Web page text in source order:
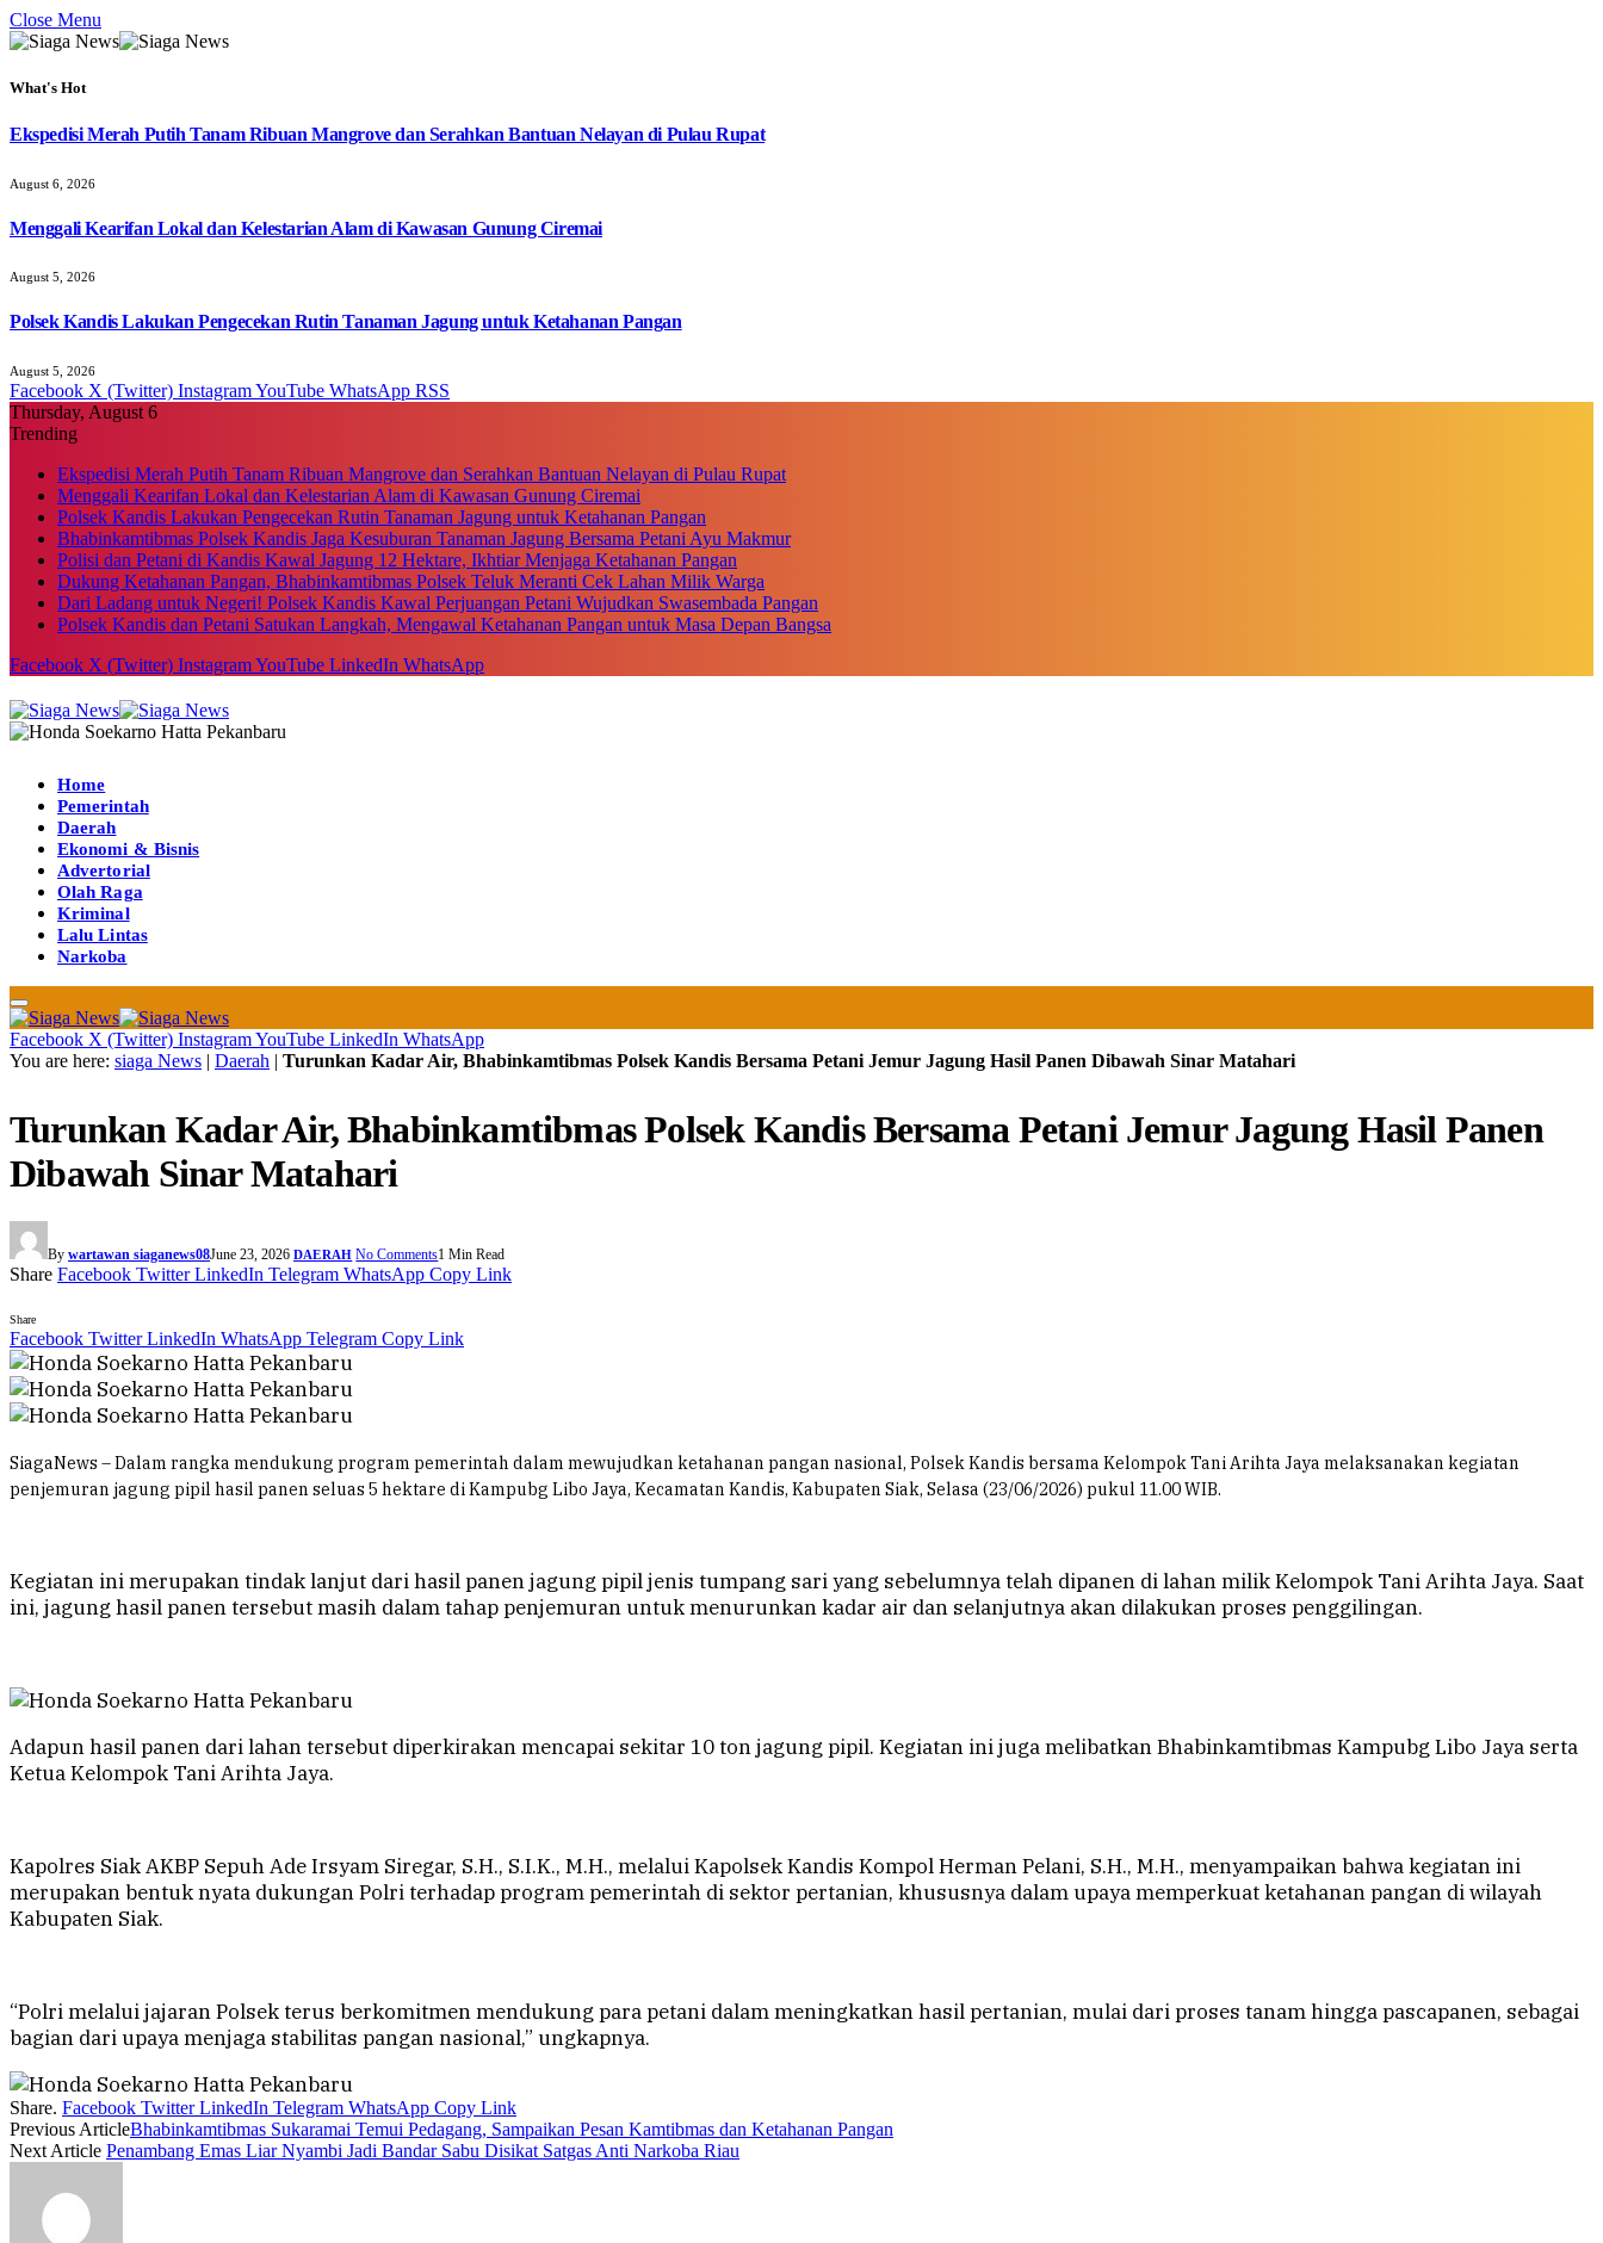
Close Menu
What's Hot
Ekspedisi Merah Putih Tanam Ribuan Mangrove dan Serahkan Bantuan Nelayan di Pulau Rupat
August 6, 2026
Menggali Kearifan Lokal dan Kelestarian Alam di Kawasan Gunung Ciremai
August 5, 2026
Polsek Kandis Lakukan Pengecekan Rutin Tanaman Jagung untuk Ketahanan Pangan
August 5, 2026
Facebook X (Twitter) InstagramYouTube WhatsApp RSS
Thursday, August 6
Trending
Ekspedisi Merah Putih Tanam Ribuan Mangrove dan Serahkan Bantuan Nelayan di Pulau Rupat
Menggali Kearifan Lokal dan Kelestarian Alam di Kawasan Gunung Ciremai
Polsek Kandis Lakukan Pengecekan Rutin Tanaman Jagung untuk Ketahanan Pangan
Bhabinkamtibmas Polsek Kandis Jaga Kesuburan Tanaman Jagung Bersama Petani Ayu Makmur
Polisi dan Petani di Kandis Kawal Jagung 12 Hektare, Ikhtiar Menjaga Ketahanan Pangan
Dukung Ketahanan Pangan, Bhabinkamtibmas Polsek Teluk Meranti Cek Lahan Milik Warga
Dari Ladang untuk Negeri! Polsek Kandis Kawal Perjuangan Petani Wujudkan Swasembada Pangan
Polsek Kandis dan Petani Satukan Langkah, Mengawal Ketahanan Pangan untuk Masa Depan Bangsa
Facebook X (Twitter) InstagramYouTube LinkedIn WhatsApp
Home
Pemerintah
Daerah
Ekonomi & Bisnis
Advertorial
Olah Raga
Kriminal
Lalu Lintas
Narkoba
Facebook X (Twitter) InstagramYouTube LinkedIn WhatsApp
You are here: siaga News | Daerah | Turunkan Kadar Air, Bhabinkamtibmas Polsek Kandis Bersama Petani Jemur Jagung Hasil Panen Dibawah Sinar Matahari
Turunkan Kadar Air, Bhabinkamtibmas Polsek Kandis Bersama Petani Jemur Jagung Hasil Panen
Dibawah Sinar Matahari
By wartawan siaganews08June 23, 2026 DAERAH No Comments1 Min Read
Share Facebook Twitter LinkedIn Telegram WhatsApp Copy Link
Share
Facebook Twitter LinkedIn WhatsApp Telegram Copy Link
SiagaNews – Dalam rangka mendukung program pemerintah dalam mewujudkan ketahanan pangan nasional, Polsek Kandis bersama Kelompok Tani Arihta Jaya melaksanakan kegiatan
penjemuran jagung pipil hasil panen seluas 5 hektare di Kampubg Libo Jaya, Kecamatan Kandis, Kabupaten Siak, Selasa (23/06/2026) pukul 11.00 WIB.
Kegiatan ini merupakan tindak lanjut dari hasil panen jagung pipil jenis tumpang sari yang sebelumnya telah dipanen di lahan milik Kelompok Tani Arihta Jaya. Saat
ini, jagung hasil panen tersebut masih dalam tahap penjemuran untuk menurunkan kadar air dan selanjutnya akan dilakukan proses penggilingan.
Adapun hasil panen dari lahan tersebut diperkirakan mencapai sekitar 10 ton jagung pipil. Kegiatan ini juga melibatkan Bhabinkamtibmas Kampubg Libo Jaya serta
Ketua Kelompok Tani Arihta Jaya.
Kapolres Siak AKBP Sepuh Ade Irsyam Siregar, S.H., S.I.K., M.H., melalui Kapolsek Kandis Kompol Herman Pelani, S.H., M.H., menyampaikan bahwa kegiatan ini
merupakan bentuk nyata dukungan Polri terhadap program pemerintah di sektor pertanian, khususnya dalam upaya memperkuat ketahanan pangan di wilayah
Kabupaten Siak.
“Polri melalui jajaran Polsek terus berkomitmen mendukung para petani dalam meningkatkan hasil pertanian, mulai dari proses tanam hingga pascapanen, sebagai
bagian dari upaya menjaga stabilitas pangan nasional,” ungkapnya.
Share. Facebook Twitter LinkedIn Telegram WhatsApp Copy Link
Previous ArticleBhabinkamtibmas Sukaramai Temui Pedagang, Sampaikan Pesan Kamtibmas dan Ketahanan Pangan
Next Article Penambang Emas Liar Nyambi Jadi Bandar Sabu Disikat Satgas Anti Narkoba Riau